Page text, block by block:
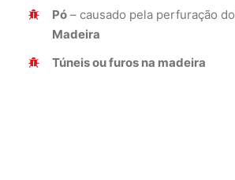
Pó – causado pela perfuração do
Madeira
Túneis ou furos na madeira